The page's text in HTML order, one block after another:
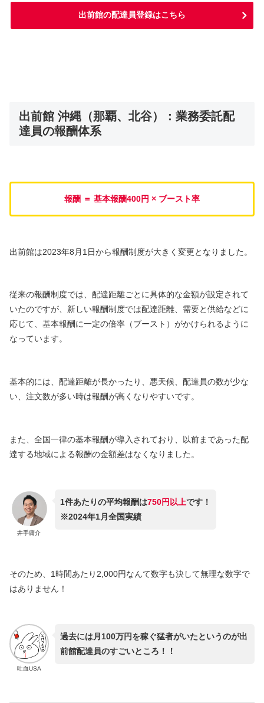
出前館の配達員登録はこちら
出前館 沖縄（那覇、北谷）：業務委託配
達員の報酬体系
報酬 ＝ 基本報酬400円 × ブースト率
出前館は2023年8月1日から報酬制度が大きく変更となりました。
従来の報酬制度では、配達距離ごとに具体的な金額が設定されて
いたのですが、新しい報酬制度では配達距離、需要と供給などに
応じて、基本報酬に一定の倍率（ブースト）がかけられるように
なっています。
基本的には、配達距離が長かったり、悪天候、配達員の数が少な
い、注文数が多い時は報酬が高くなりやすいです。
また、全国一律の基本報酬が導入されており、以前まであった配
達する地域による報酬の金額差はなくなりました。
井手庸介
1件あたりの平均報酬は750円以上です！
※2024年1月全国実績
そのため、1時間あたり2,000円なんて数字も決して無理な数字で
はありません！
吐血USA
過去には月100万円を稼ぐ猛者がいたというのが出
前館配達員のすごいところ！！